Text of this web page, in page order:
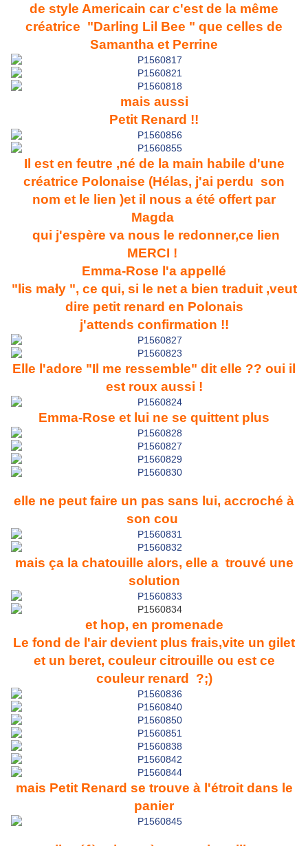
de style Americain car c'est de la même
créatrice "Darling Lil Bee " que celles de
Samantha et Perrine
mais aussi
Petit Renard !!
Il est en feutre ,né de la main habile d'une
créatrice Polonaise (Hélas, j'ai perdu son
nom et le lien )et il nous a été offert par
Magda
qui j'espère va nous le redonner,ce lien
MERCI !
Emma-Rose l'a appellé
"lis mały ", ce qui, si le net a bien traduit ,veut
dire petit renard en Polonais
j'attends confirmation !!
Elle l'adore "Il me ressemble" dit elle ?? oui il
est roux aussi !
Emma-Rose et lui ne se quittent plus
elle ne peut faire un pas sans lui, accroché à
son cou
mais ça la chatouille alors, elle a trouvé une
solution
et hop, en promenade
Le fond de l'air devient plus frais,vite un gilet
et un beret, couleur citrouille ou est ce
couleur renard ?;)
mais Petit Renard se trouve à l'étroit dans le
panier